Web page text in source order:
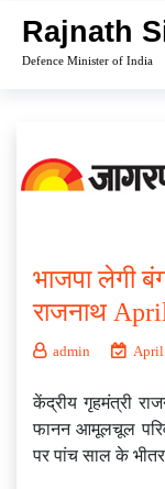
content
Rajnath
Defence Minister of India
भाजपा लेगी
राजनाथ
admin April
केंद्रीय गृहमंत्री
फानन आमूलचूल
पर पांच साल के